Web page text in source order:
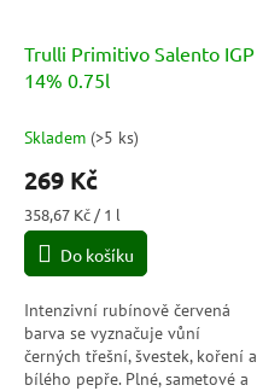
Trulli Primitivo Salento IGP
14% 0.75l
Skladem (>5 ks)
269 Kč
Měrná
cena:
358,67 Kč / 1 l
Do košíku
Intenzivní rubínově červená
barva se vyznačuje vůní
černých třešní, švestek, koření a
bílého pepře. Plné, sametové a